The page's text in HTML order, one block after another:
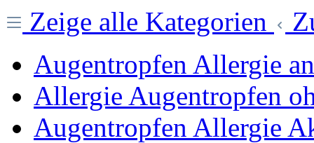
Zeige alle Kategorien
Augentropfen Allergie
Allergie Augentropfen
Augentropfen Allergie